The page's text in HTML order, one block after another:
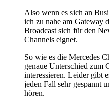
Also wenn es sich an
ich zu nahe am Gateway
Broadcast sich für den
Channels eignet.
So wie es die Mercedes
genaue Unterschied zum
interessieren. Leider gibt
jeden Fall sehr gespannt
hören.